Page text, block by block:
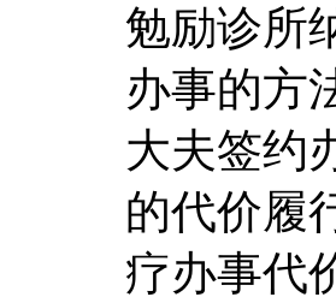
勉励诊所
办事的方
大夫签约
的代价履
疗办事代